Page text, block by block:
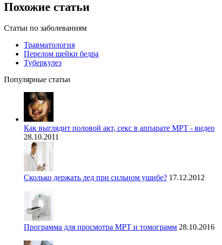
Похожие статьи
Статьи по заболеваниям
Травматология
Перелом шейки бедра
Туберкулез
Популярные статьи
Как выглядит половой акт, секс в аппарате МРТ - видео
28.10.2011
Сколько держать лед при сильном ушибе? 17.12.2012
Программа для просмотра МРТ и томограмм 28.10.2016